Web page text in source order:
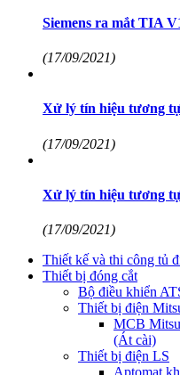
Siemens ra mắt TIA
(17/09/2021)
Xử lý tín hiệu tương
(17/09/2021)
Xử lý tín hiệu tương
(17/09/2021)
Thiết kế và thi công tủ
Thiết bị đóng cắt
Bộ điều khiển
Thiết bị điện
MCB
(Át cài)
Thiết bị điện LS